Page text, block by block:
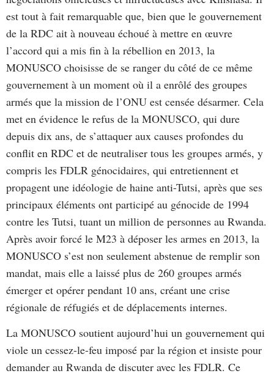
est tout à fait remarquable que, bien que le gouvernement
de la RDC ait à nouveau échoué à mettre en œuvre
l’accord qui a mis fin à la rébellion en 2013, la
MONUSCO choisisse de se ranger du côté de ce même
gouvernement à un moment où il a enrôlé des groupes
armés que la mission de l’ONU est censée désarmer. Cela
met en évidence le refus de la MONUSCO, qui dure
depuis dix ans, de s’attaquer aux causes profondes du
conflit en RDC et de neutraliser tous les groupes armés, y
compris les FDLR génocidaires, qui entretiennent et
propagent une idéologie de haine anti-Tutsi, après que ses
principaux éléments ont participé au génocide de 1994
contre les Tutsi, tuant un million de personnes au Rwanda.
Après avoir forcé le M23 à déposer les armes en 2013, la
MONUSCO s’est non seulement abstenue de remplir son
mandat, mais elle a laissé plus de 260 groupes armés
émerger et opérer pendant 10 ans, créant une crise
régionale de réfugiés et de déplacements internes.
La MONUSCO soutient aujourd’hui un gouvernement qui
viole un cessez-le-feu imposé par la région et insiste pour
demander au Rwanda de discuter avec les FDLR. Ce